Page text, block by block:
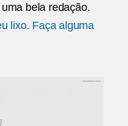
bela redação.
lixo. Faça alguma